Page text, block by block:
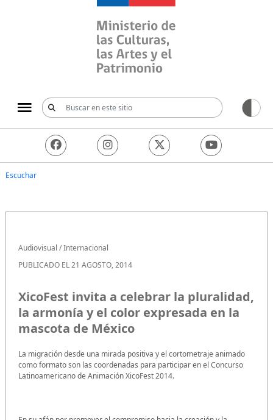
Ministerio de las
Escuchar
Audiovisual /Internacional
PUBLICADO EL 21 AGOSTO, 2014
XicoFest invita a celebrar la pluralidad,
la armonía y el color expresada en la
mascota de México
La migración desde una mirada positiva y el cortometraje animado
como formato son las coordenadas para participar en el Concurso
Latinoamericano de Animación XicoFest 2014.